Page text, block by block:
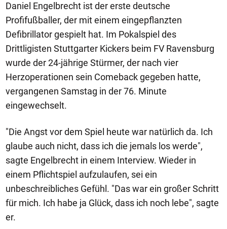
Daniel Engelbrecht ist der erste deutsche
Profifußballer, der mit einem eingepflanzten
Defibrillator gespielt hat. Im Pokalspiel des
Drittligisten Stuttgarter Kickers beim FV Ravensburg
wurde der 24-jährige Stürmer, der nach vier
Herzoperationen sein Comeback gegeben hatte,
vergangenen Samstag in der 76. Minute
eingewechselt.
"Die Angst vor dem Spiel heute war natürlich da. Ich
glaube auch nicht, dass ich die jemals los werde",
sagte Engelbrecht in einem Interview. Wieder in
einem Pflichtspiel aufzulaufen, sei ein
unbeschreibliches Gefühl. "Das war ein großer Schritt
für mich. Ich habe ja Glück, dass ich noch lebe", sagte
er.